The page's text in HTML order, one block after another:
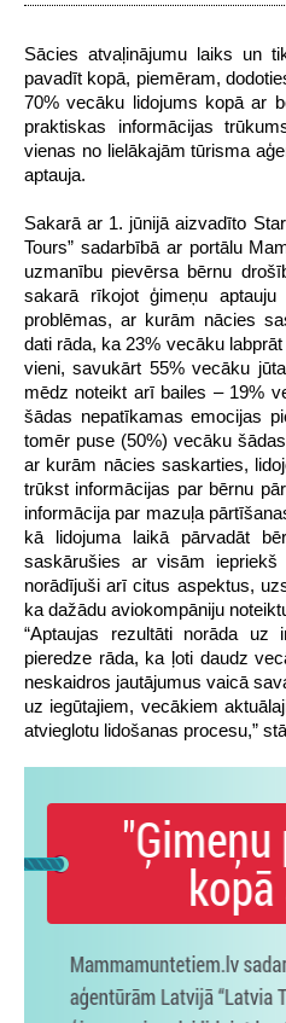
Sācies atvaļinājumu laiks un
pavadīt kopā, piemēram,
70% vecāku lidojums kopā ar
praktiskas informācijas
vienas no lielākajām tūrisma
aptauja.
Sakarā ar 1. jūnijā aizvadīto
Tours” sadarbībā ar portālu
uzmanību pievērsa bērnu
sakarā rīkojot ģimeņu
problēmas, ar kurām nācies
dati rāda, ka 23% vecāku
vieni, savukārt 55% vecāku
mēdz noteikt arī bailes – 19%
šādas nepatīkamas emocijas
tomēr puse (50%) vecāku
ar kurām nācies saskarties,
trūkst informācijas par bērnu
informācija par mazuļa
kā lidojuma laikā pārvadāt
saskārušies ar visām iepriekš
norādījuši arī citus aspektus,
ka dažādu aviokompāniju
“Aptaujas rezultāti norāda uz
pieredze rāda, ka ļoti daudz
neskaidros jautājumus vaicā
uz iegūtajiem, vecākiem
atvieglotu lidošanas procesu,”